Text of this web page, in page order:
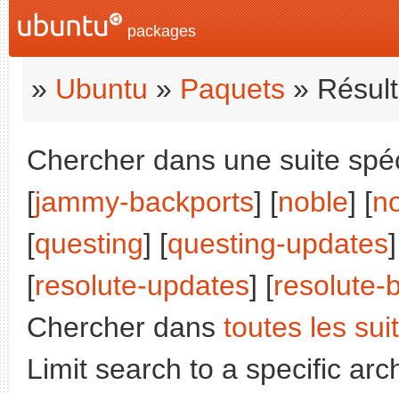
packages
» Ubuntu » Paquets »
Chercher dans une suite
[jammy-backports] [noble] [
[questing] [questing-updates
[resolute-updates] [resolute-
Chercher dans toutes les
Limit search to a specific